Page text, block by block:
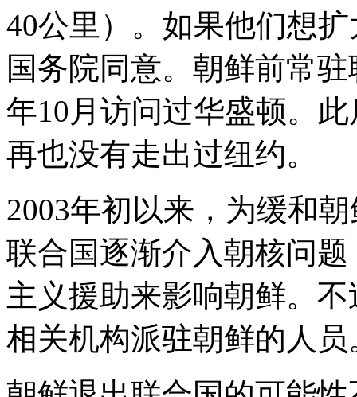
40公里）。如果他们想
国务院同意。朝鲜前常
年10月访问过华盛顿。
再也没有走出过纽约。
2003年初以来，为缓和
联合国逐渐介入朝核问
主义援助来影响朝鲜。
相关机构派驻朝鲜的人员